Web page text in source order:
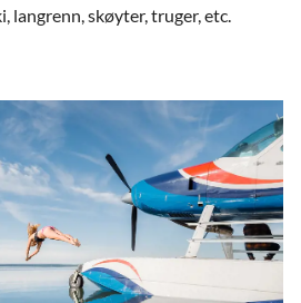
skøyter, truger, etc.